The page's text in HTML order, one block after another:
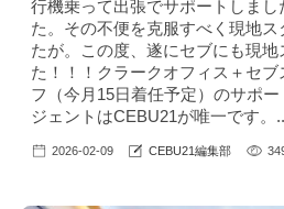
行機乗って出張でサポートしまし
た。その不便を克服すべく現地
たが。この度、遂にセブにも現
た！！！クラークオフィス＋セ
フ（今月15日着任予定）のサポ
ジェントはCEBU21が唯一です。
2026-02-09 CEBU21編集部